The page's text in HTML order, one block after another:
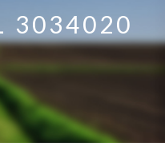
3034020